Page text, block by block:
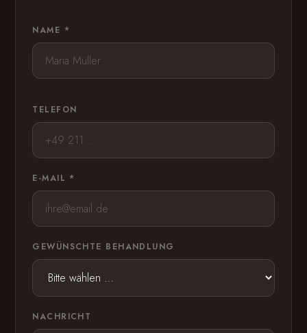
NAME *
TELEFON
E-MAIL *
GEWÜNSCHTE BEHANDLUNG
NACHRICHT